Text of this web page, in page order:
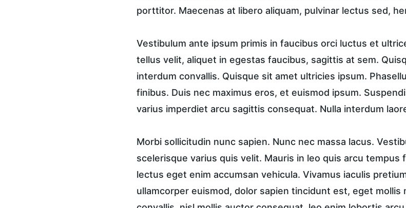
porttitor. Maecenas at libero aliquam, pulvinar lectus sed,
Vestibulum ante ipsum primis in faucibus orci luctus et
tellus velit, aliquet in egestas faucibus, sagittis at sem.
interdum convallis. Quisque sit amet ultricies ipsum.
finibus. Duis nec maximus eros, et euismod ipsum.
varius imperdiet arcu sagittis consequat. Nulla interdum
Morbi sollicitudin nunc sapien. Nunc nec massa lacus.
scelerisque varius quis velit. Mauris in leo quis arcu tempus
lectus eget enim accumsan vehicula. Vivamus iaculis
ullamcorper euismod, dolor sapien tincidunt est, eget mollis